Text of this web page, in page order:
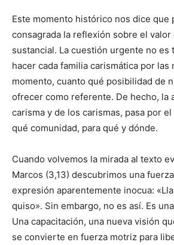
Este momento histórico nos dice que
consagrada la reflexión sobre el valor
sustancial. La cuestión urgente no es
hacer cada familia carismática por las
momento, cuanto qué posibilidad de
ofrecer como referente. De hecho, la
carisma y de los carismas, pasa por
qué comunidad, para qué y dónde.
Cuando volvemos la mirada al texto
Marcos (3,13) descubrimos una
expresión aparentemente inocua:
quiso». Sin embargo, no es así. Es
Una capacitación, una nueva visión
se convierte en fuerza motriz para